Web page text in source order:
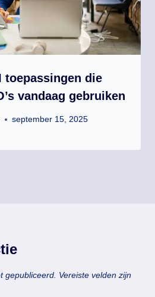
toepassingen die
vandaag gebruiken
september 15, 2025
gepubliceerd. Vereiste velden zijn